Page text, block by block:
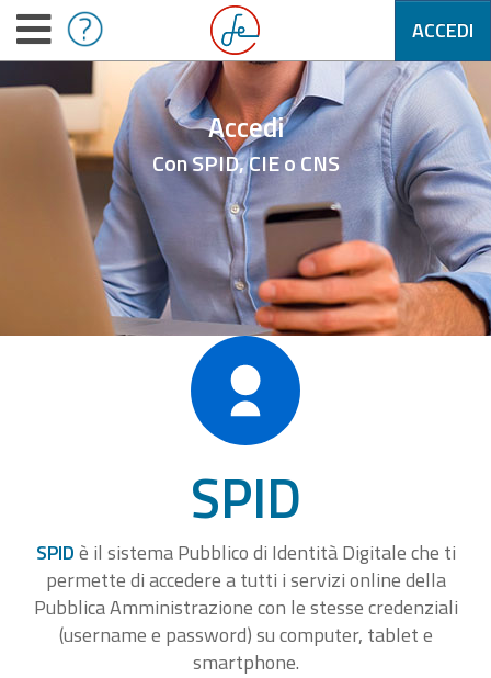
ACCEDI
Accedi
Con SPID, CIE o CNS
SPID
SPIDè il sistema Pubblico di Identità Digitale che ti
permette di accedere a tutti i servizi online della
Pubblica Amministrazione con le stesse credenziali
(username e password) su computer, tablet e
smartphone.